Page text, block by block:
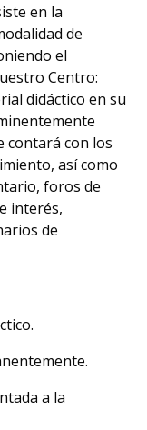
en la
de
el
Centro:
didáctico en su
contará con los
así como
foros de
interés,
de
a la